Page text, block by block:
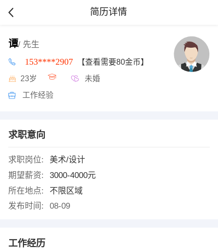
简历详情
谭/ 先生
153****2907 【查看需要80金币】
23岁 未婚
工作经验
求职意向
求职岗位:
美术/设计
期望薪资:
3000-4000元
所在地点:
不限区域
发布时间:
08-09
工作经历